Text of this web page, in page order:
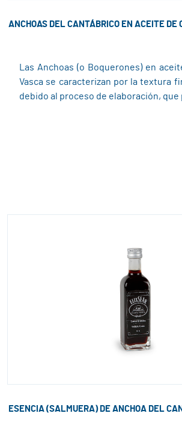
ANCHOAS DEL CANTÁBRICO EN ACEITE DE
Las Anchoas (o Boquerones) en
Vasca se caracterizan por la textura
debido al proceso de elaboración, que
ESENCIA (SALMUERA) DE ANCHOA DEL